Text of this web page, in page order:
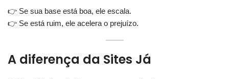
👉 Se sua base está boa, ele escala.
👉 Se está ruim, ele acelera o prejuízo.
A diferença da Sites Já